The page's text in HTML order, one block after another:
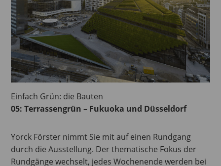
Einfach Grün: die Bauten
05: Terrassengrün – Fukuoka und Düsseldorf
Yorck Förster nimmt Sie mit auf einen Rundgang
durch die Ausstellung. Der thematische Fokus der
Rundgänge wechselt, jedes Wochenende werden bei